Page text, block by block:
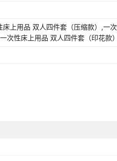
上用品 双人四件套（压缩款）,一次
次性床上用品 双人四件套（印花款）